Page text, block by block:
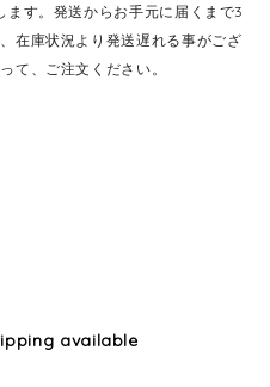
ます。発送からお手元に届くまで3
在庫状況より発送遅れる事がござ
て、ご注文ください。
available